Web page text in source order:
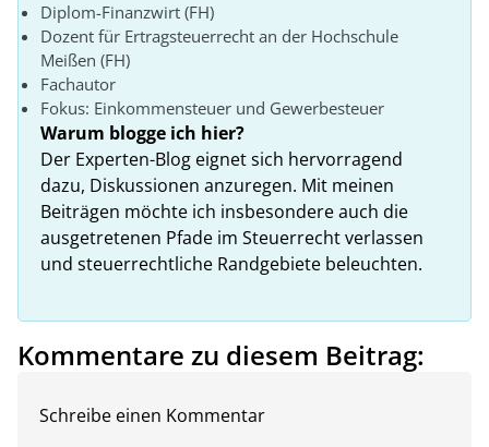
Diplom-Finanzwirt (FH)
Dozent für Ertragsteuerrecht an der Hochschule
Meißen (FH)
Fachautor
Fokus: Einkommensteuer und Gewerbesteuer
Warum blogge ich hier?
Der Experten-Blog eignet sich hervorragend
dazu, Diskussionen anzuregen. Mit meinen
Beiträgen möchte ich insbesondere auch die
ausgetretenen Pfade im Steuerrecht verlassen
und steuerrechtliche Randgebiete beleuchten.
Kommentare zu diesem Beitrag:
Schreibe einen Kommentar